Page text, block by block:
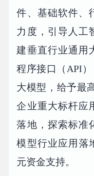
件、基础软件、
力度，引导人工
建垂直行业通用
程序接口（API
大模型，给予最
企业重大标杆应
落地，探索标准
模型行业应用落
元资金支持。